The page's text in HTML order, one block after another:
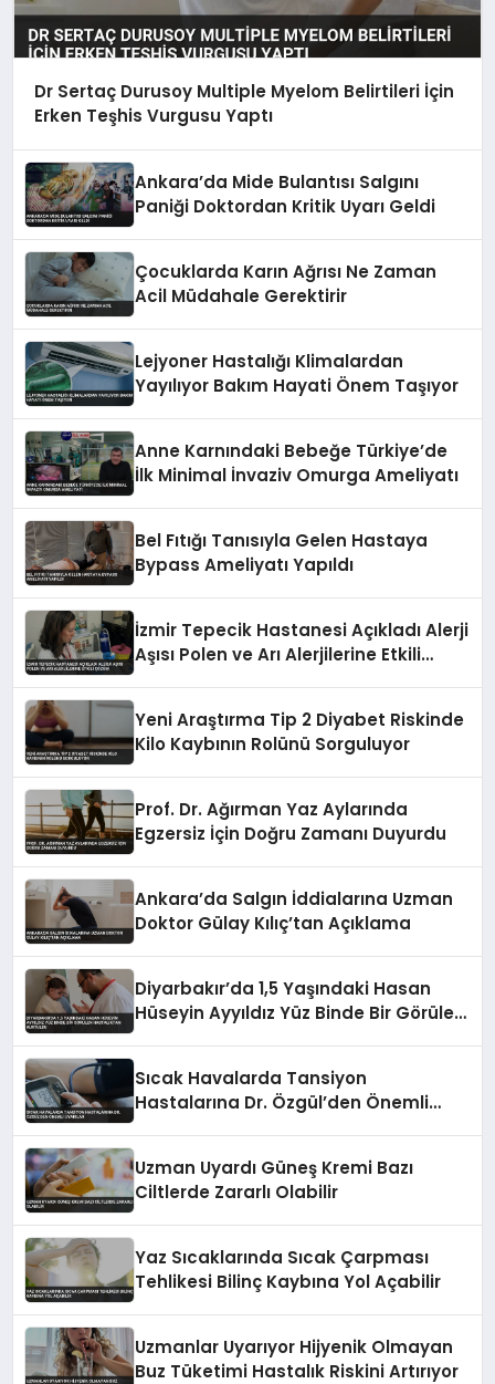
Dr Sertaç Durusoy Multiple Myelom Belirtileri İçin
Erken Teşhis Vurgusu Yaptı
Ankara’da Mide Bulantısı Salgını
Paniği Doktordan Kritik Uyarı Geldi
Çocuklarda Karın Ağrısı Ne Zaman
Acil Müdahale Gerektirir
Lejyoner Hastalığı Klimalardan
Yayılıyor Bakım Hayati Önem Taşıyor
Anne Karnındaki Bebeğe Türkiye’de
İlk Minimal İnvaziv Omurga Ameliyatı
Bel Fıtığı Tanısıyla Gelen Hastaya
Bypass Ameliyatı Yapıldı
İzmir Tepecik Hastanesi Açıkladı Alerji
Aşısı Polen ve Arı Alerjilerine Etkili
Yeni Araştırma Tip 2 Diyabet Riskinde
Kilo Kaybının Rolünü Sorguluyor
Prof. Dr. Ağırman Yaz Aylarında
Egzersiz İçin Doğru Zamanı Duyurdu
Ankara’da Salgın İddialarına Uzman
Doktor Gülay Kılıç’tan Açıklama
Diyarbakır’da 1,5 Yaşındaki Hasan
Hüseyin Ayyıldız Yüz Binde Bir Görülen
Sıcak Havalarda Tansiyon
Hastalarına Dr. Özgül’den Önemli
Uzman Uyardı Güneş Kremi Bazı
Ciltlerde Zararlı Olabilir
Yaz Sıcaklarında Sıcak Çarpması
Tehlikesi Bilinç Kaybına Yol Açabilir
Uzmanlar Uyarıyor Hijyenik Olmayan
Buz Tüketimi Hastalık Riskini Artırıyor